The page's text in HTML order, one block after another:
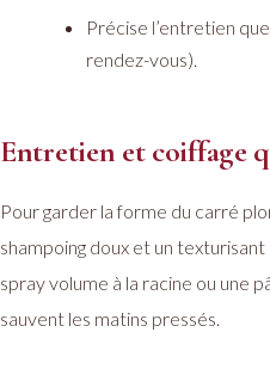
Précise l’entretien
rendez-vous).
Entretien et coiffage
Pour garder la forme du carré
shampoing doux et un texturisant
spray volume à la racine ou une
sauvent les matins pressés.